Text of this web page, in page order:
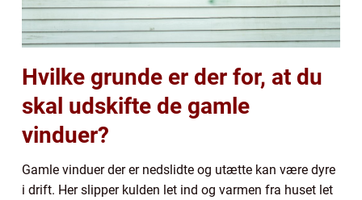
Hvilke grunde er der for, at du
skal udskifte de gamle
vinduer?
Gamle vinduer der er nedslidte og utætte kan være dyre
i drift. Her slipper kulden let ind og varmen fra huset let